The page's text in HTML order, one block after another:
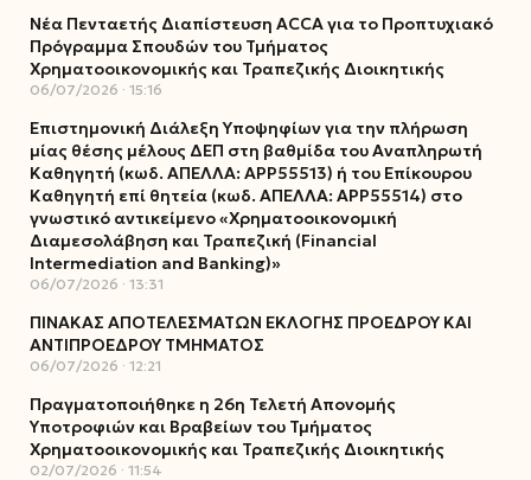
Νέα Πενταετής Διαπίστευση ACCA για το Προπτυχιακό
Πρόγραμμα Σπουδών του Τμήματος
Χρηματοοικονομικής και Τραπεζικής Διοικητικής
06/07/2026 15:16
Επιστημονική Διάλεξη Υποψηφίων για την πλήρωση
μίας θέσης μέλους ΔΕΠ στη βαθμίδα του Αναπληρωτή
Καθηγητή (κωδ. ΑΠΕΛΛΑ: ΑΡΡ55513) ή του Επίκουρου
Καθηγητή επί θητεία (κωδ. ΑΠΕΛΛΑ: ΑΡΡ55514) στο
γνωστικό αντικείμενο «Χρηματοοικονομική
Διαμεσολάβηση και Τραπεζική (Financial
Intermediation and Banking)»
06/07/2026 13:31
ΠΙΝΑΚΑΣ ΑΠΟΤΕΛΕΣΜΑΤΩΝ ΕΚΛΟΓΗΣ ΠΡΟΕΔΡΟΥ ΚΑΙ
ΑΝΤΙΠΡΟΕΔΡΟΥ ΤΜΗΜΑΤΟΣ
06/07/2026 12:21
Πραγματοποιήθηκε η 26η Τελετή Απονομής
Υποτροφιών και Βραβείων του Τμήματος
Χρηματοοικονομικής και Τραπεζικής Διοικητικής
02/07/2026 11:54